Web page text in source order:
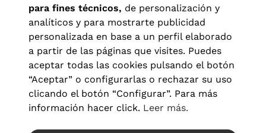
Aviso legal| Política de privacidad Términos y condiciones
Política de cookies|Configuración de cookies
para fines técnicos, de personalización y
analíticos y para mostrarte publicidad
personalizada en base a un perfil elaborado
a partir de las páginas que visites. Puedes
aceptar todas las cookies pulsando el botón
“Aceptar” o configurarlas o rechazar su uso
clicando el botón “Configurar”. Para más
información hacer click. Leer más.